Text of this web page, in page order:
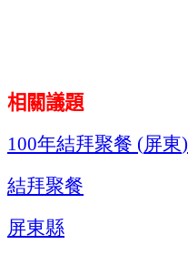
相關議題
100年結拜聚餐 (屏東)
結拜聚餐
屏東縣